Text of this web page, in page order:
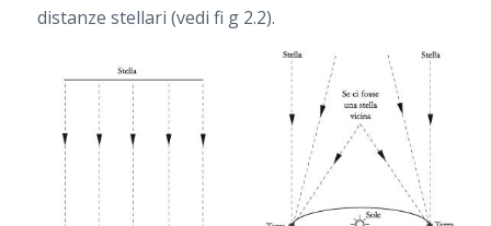
distanze stellari (vedi fi g 2.2).